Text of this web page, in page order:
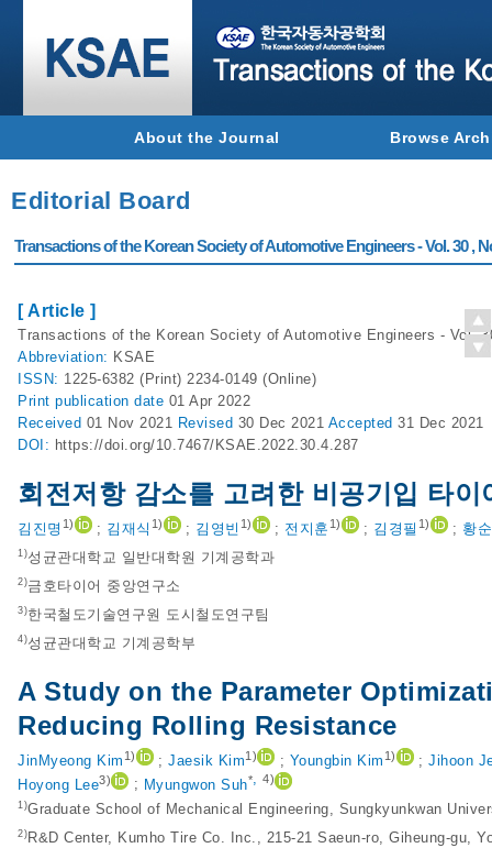
About the Journal Browse
Editorial Board
Transactions of the Korean Society of Automotive Engineers - Vol. 30 ,
[ Article ]
Transactions of the Korean Society of Automotive Engineers - Vol.
Abbreviation: KSAE
ISSN: 1225-6382 (Print) 2234-0149 (Online)
Print publication date 01 Apr 2022
Received 01 Nov 2021 Revised 30 Dec 2021 Accepted 31 Dec 2021
DOI: https://doi.org/10.7467/KSAE.2022.30.4.287
회전저항 감소를 고려한 비공기입 타
김진명 1) ; 김재식 1) ; 김영빈 1) ; 전지훈 1) ; 김경필 1) ; 황
1)성균관대학교 일반대학원 기계공학과
2)금호타이어 중앙연구소
3)한국철도기술연구원 도시철도연구팀
4)성균관대학교 기계공학부
A Study on the Parameter
Reducing Rolling Resistance
JinMyeong Kim 1) ; Jaesik Kim1) ; Youngbin Kim 1) ; Jihoon
Hoyong Lee3) ; Myungwon Suh*, 4)
1)Graduate School of Mechanical Engineering, Sungkyunkwan
2) R&D Center, Kumho Tire Co. Inc., 215-21 Saeun-ro, Giheung-gu,